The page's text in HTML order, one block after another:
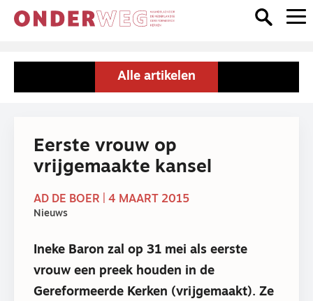
Alle artikelen
Eerste vrouw op
vrijgemaakte kansel
AD DE BOER | 4 MAART 2015
Nieuws
Ineke Baron zal op 31 mei als eerste
vrouw een preek houden in de
Gereformeerde Kerken (vrijgemaakt). Ze